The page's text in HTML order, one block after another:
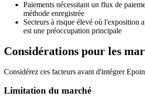
Paiements nécessitant un flux de
méthode enregistrée
Secteurs à risque élevé où l'exposition
est une préoccupation principale
Considérations pour les
Considérez ces facteurs avant d'intégrer
Limitation du marché